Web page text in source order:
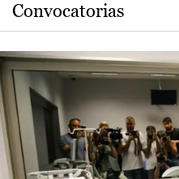
Convocatorias